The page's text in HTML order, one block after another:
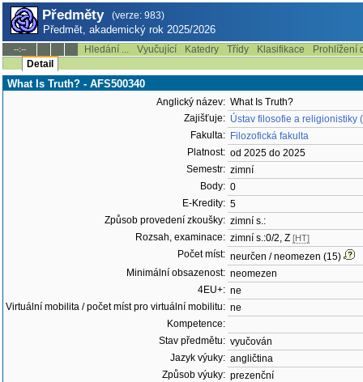
Předměty (verze: 983)
Předmět, akademický rok 2025/2026
--:-- Hledání ... Vyučující Katedry Třídy Klasifikace
Prohlížení
Detail
What Is Truth? - AFS500340
Anglický název: What Is Truth?
Zajišťuje: Ústav filosofie a religionistiky
Fakulta: Filozofická fakulta
Platnost: od 2025 do 2025
Semestr: zimní
Body: 0
E-Kredity: 5
Způsob provedení zkoušky: zimní s.:
Rozsah, examinace: zimní s.:0/2, Z [HT]
Počet míst: neurčen / neomezen (15)
Minimální obsazenost: neomezen
4EU+: ne
Virtuální mobilita / počet míst pro virtuální mobilitu: ne
Kompetence:
Stav předmětu: vyučován
Jazyk výuky: angličtina
Způsob výuky: prezenční